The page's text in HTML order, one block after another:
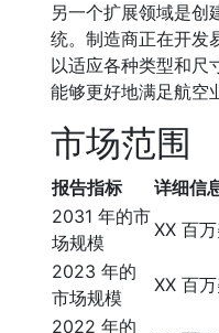
另一个扩展领域是创
统。制造商正在开发
以适应各种类型和尺
能够更好地满足航空
市场范围
报告指标
详细信
2031 年的市
场规模
XX 百
2023 年的
市场规模
XX 百
2022 年的